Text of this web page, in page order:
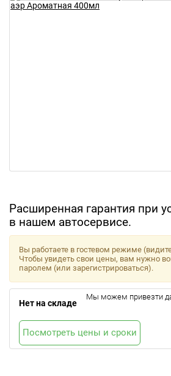
Расширенная гарантия при
в нашем автосервисе.
Вы работаете в гостевом режиме
Чтобы увидеть свои цены, вам нужно
паролем (или зарегистрироваться).
Нет на складе
Мы можем привезти
Посмотреть цены и сроки